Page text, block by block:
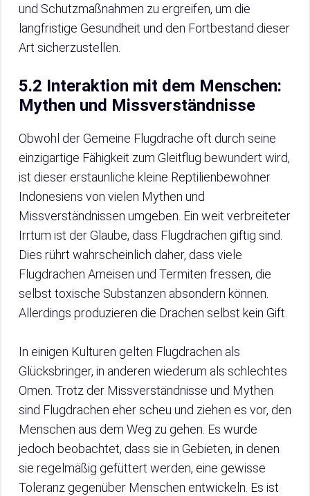
und Schutzmaßnahmen zu ergreifen, um die
langfristige Gesundheit und den Fortbestand dieser
Art sicherzustellen.
5.2 Interaktion mit dem Menschen:
Mythen und Missverständnisse
Obwohl der Gemeine Flugdrache oft durch seine
einzigartige Fähigkeit zum Gleitflug bewundert wird,
ist dieser erstaunliche kleine Reptilienbewohner
Indonesiens von vielen Mythen und
Missverständnissen umgeben. Ein weit verbreiteter
Irrtum ist der Glaube, dass Flugdrachen giftig sind.
Dies rührt wahrscheinlich daher, dass viele
Flugdrachen Ameisen und Termiten fressen, die
selbst toxische Substanzen absondern können.
Allerdings produzieren die Drachen selbst kein Gift.
In einigen Kulturen gelten Flugdrachen als
Glücksbringer, in anderen wiederum als schlechtes
Omen. Trotz der Missverständnisse und Mythen
sind Flugdrachen eher scheu und ziehen es vor, den
Menschen aus dem Weg zu gehen. Es wurde
jedoch beobachtet, dass sie in Gebieten, in denen
sie regelmäßig gefüttert werden, eine gewisse
Toleranz gegenüber Menschen entwickeln. Es ist